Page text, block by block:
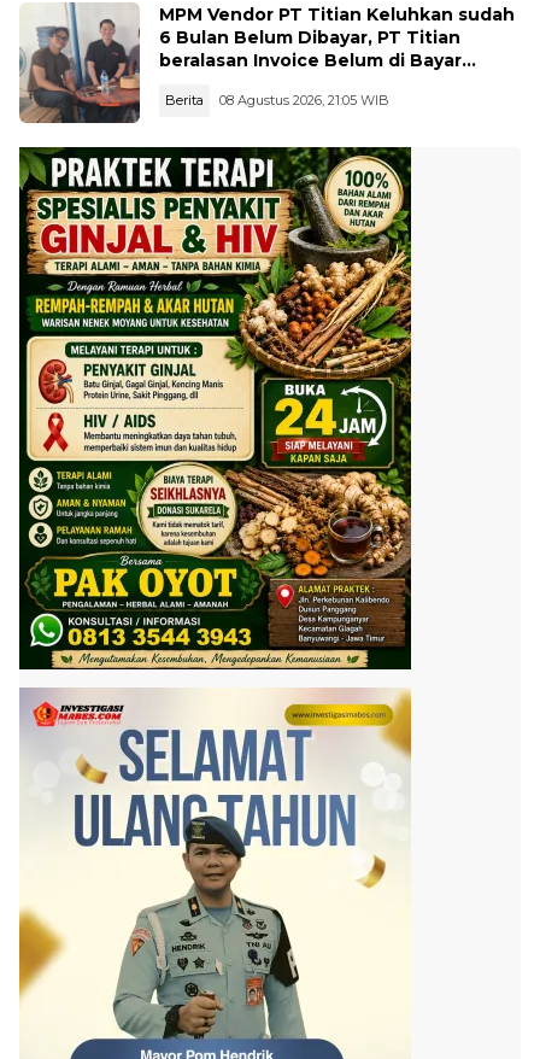
MPM Vendor PT Titian Keluhkan sudah
6 Bulan Belum Dibayar, PT Titian
beralasan Invoice Belum di Bayar
Berita 08 Agustus 2026, 21:05 WIB